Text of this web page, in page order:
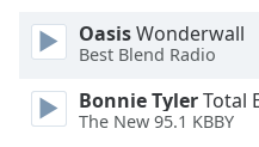
dialog
window.
OasisWonderwall
Best Blend Radio
Bonnie TylerTotal
The New 95.1 KBBY